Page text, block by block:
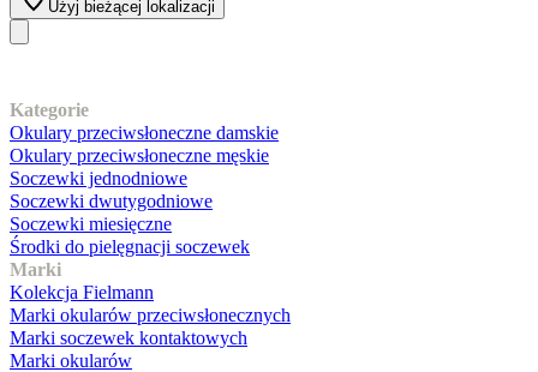
Użyj bieżącej lokalizacji
Kategorie
Okulary przeciwsłoneczne damskie
Okulary przeciwsłoneczne męskie
Soczewki jednodniowe
Soczewki dwutygodniowe
Soczewki miesięczne
Środki do pielęgnacji soczewek
Marki
Kolekcja Fielmann
Marki okularów przeciwsłonecznych
Marki soczewek kontaktowych
Marki okularów